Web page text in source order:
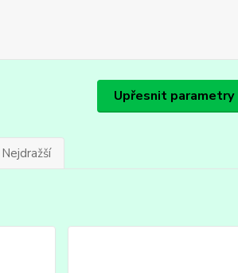
Upřesnit parametry
Nejdražší